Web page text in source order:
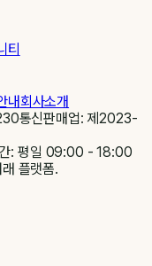
티
내회사소개
통신판매업: 제2023-
: 평일 09:00 - 18:00
플랫폼.